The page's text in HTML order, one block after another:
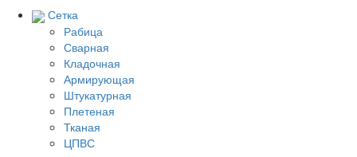
Сетка
Рабица
Сварная
Кладочная
Армирующая
Штукатурная
Плетеная
Тканая
ЦПВС